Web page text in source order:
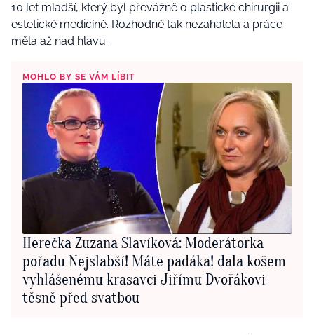
10 let mladší, který byl převážně o plastické chirurgii a
estetické medicíně. Rozhodně tak nezahálela a práce
měla až nad hlavu.
MOHLO BY SE VÁM LÍBIT
Herečka Zuzana Slavíková: Moderátorka
pořadu Nejslabší! Máte padáka! dala košem
vyhlášenému krasavci Jiřímu Dvořákovi
těsně před svatbou